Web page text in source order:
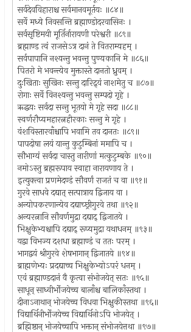
सर्वदेवविहाराश्च सर्वमानवमूर्तयः ॥८४॥
सर्वे मध्ये निवसन्ति ब्रह्माण्डोदरवासिनः ।
सर्वसृष्टिमयी मूर्तिर्नारायणी परेश्वरी ॥८९॥
ब्रह्माण्ड त्वं राजसेऽत्र दानं ते वितराम्यहम् ।
सर्वपापानि नश्यन्तु भवन्तु पुण्यकानि मे ॥८६॥
पितरो मे भवन्त्येव मुक्तास्ते दानतो ध्रुवम् ।
दुःखिताः सुखिनः सन्तु दारिद्र्यं नाशमेतु च ॥८७॥
रोगाः सर्वे विनश्यन्तु भवन्तु सम्पदो गृहे ।
ऋद्धयः सर्वदा सन्तु भूतयो मे गृहे सदा ॥८८॥
स्वर्णरौप्यमहारत्नहीरकाः सन्तु मे गृहे ।
वंशविस्तारवाँश्चापि भवामि तव दानतः ॥८९॥
पापदोषा लयं यान्तु कुटुम्बिनां ममापि च ।
सौभाग्यं सर्वदा चास्तु नारीणां मत्कुटुम्बके ॥९०॥
नमोऽस्तु ब्रह्मरूपाय स्वाहा नारायणाय ते ।
इत्युक्त्वा प्रणमेदण्डं सौवर्णं राजतं च वा ॥९१॥
गुरवे साधवे दद्यात् सत्पात्राय द्विजाय वा ।
अन्योपकरणान्येव दद्याच्छ्रीगुरवे तथा ॥९२॥
अन्यरत्नानि सौवर्णमुद्रा दद्याद् द्विजातये ।
भिक्षुकेभ्यश्चापि दद्याद् रूप्यमुद्रा यथाधनम् ॥९३॥
यद्वा विभज्य दशधा ब्रह्माण्डं च ततः परम् ।
भागद्वयं श्रीगुरवे शेषभागान् द्विजातये ॥९४॥
ब्राह्मणेभ्यः प्रदद्याच्च भिक्षुकेभ्योऽपरं धनम् ।
एवं ब्रह्माण्डदानं वै कृत्वा संभोजयेत् सतः ॥९५॥
साधून् साध्वीर्भोजयेच्च बालाँश्च बालिकाँस्तथा ।
दीनाऽनाथान् भोजयेच्च विधवा भिक्षुकीस्तथा ॥९६॥
विद्यार्थिनीर्भोजयेच्च विद्यार्थिनोऽपि भोजयेत् ।
ब्रह्मिष्ठान् भोजयेच्चापि भक्तान् संभोजयेत्तथा ॥९७॥